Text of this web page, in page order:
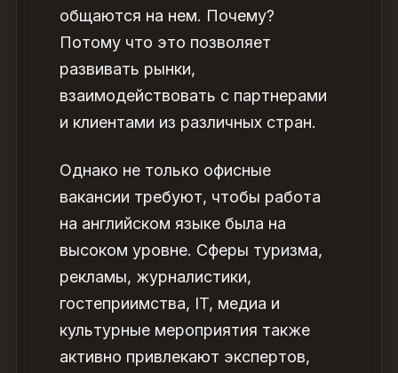
общаются на нем. Почему?
Потому что это позволяет
развивать рынки,
взаимодействовать с партнерами
и клиентами из различных стран.
Однако не только офисные
вакансии требуют, чтобы работа
на английском языке была на
высоком уровне. Сферы туризма,
рекламы, журналистики,
гостеприимства, IT, медиа и
культурные мероприятия также
активно привлекают экспертов,